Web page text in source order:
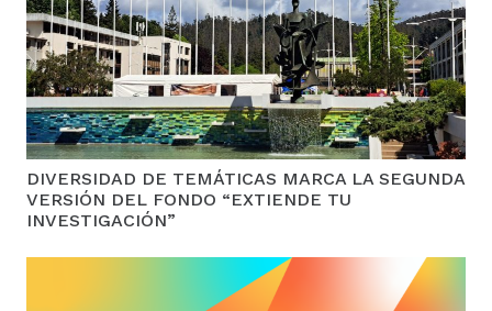
DIVERSIDAD DE TEMÁTICAS MARCA LA SEGUNDA
VERSIÓN DEL FONDO “EXTIENDE TU
INVESTIGACIÓN”